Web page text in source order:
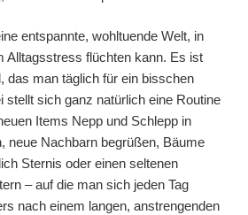
entspannte, wohltuende Welt, in
Alltagsstress flüchten kann. Es ist
das man täglich für ein bisschen
stellt sich ganz natürlich eine Routine
Items Nepp und Schlepp in
neue Nachbarn begrüßen, Bäume
Sternis oder einen seltenen
– auf die man sich jeden Tag
nach einem langen, anstrengenden